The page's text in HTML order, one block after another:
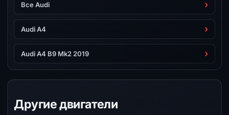
Все Audi
Audi A4
Audi A4 B9 Mk2 2019
Другие двигатели